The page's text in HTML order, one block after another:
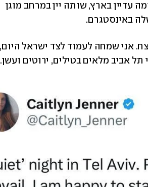
עדיין בארץ, שותה יין במרחב מוגן
אביב מלאים בטילים, ירוטים ועשן.